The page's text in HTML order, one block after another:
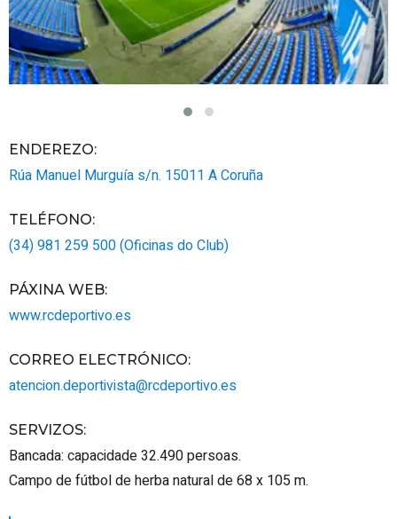
ENDEREZO:
Rúa Manuel Murguía s/n. 15011 A Coruña
TELÉFONO:
(34) 981 259 500 (Oficinas do Club)
PÁXINA WEB:
www.rcdeportivo.es
CORREO ELECTRÓNICO:
atencion.deportivista@rcdeportivo.es
SERVIZOS:
Bancada: capacidade 32.490 persoas.
Campo de fútbol de herba natural de 68 x 105 m.